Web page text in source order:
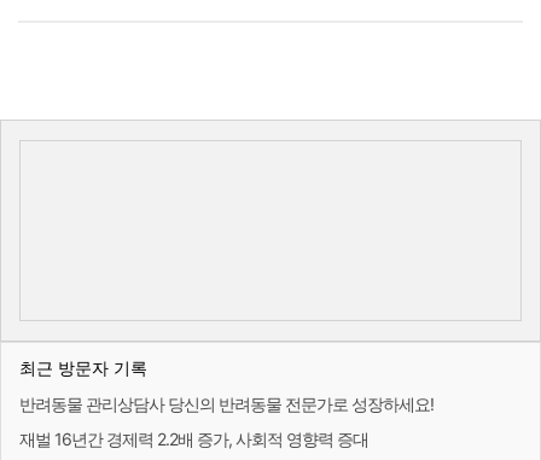
최근 방문자 기록
반려동물 관리상담사 당신의 반려동물 전문가로 성장하세요!
재벌 16년간 경제력 2.2배 증가, 사회적 영향력 증대